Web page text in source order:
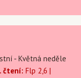
- Květná neděle
čtení: Flp 2,6 |